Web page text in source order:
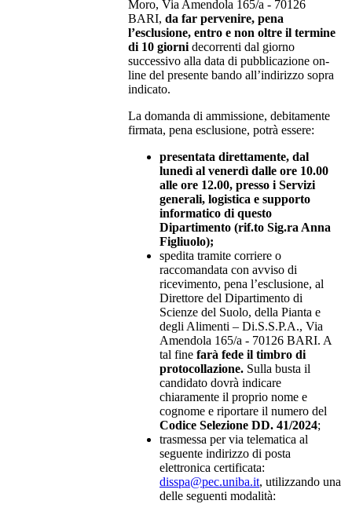
Moro, Via Amendola 165/a - 70126
BARI, da far pervenire, pena
l’esclusione, entro e non oltre il termine
di 10 giorni decorrenti dal giorno
successivo alla data di pubblicazione on-
line del presente bando all’indirizzo sopra
indicato.
La domanda di ammissione, debitamente
firmata, pena esclusione, potrà essere:
presentata direttamente, dal
lunedì al venerdì dalle ore 10.00
alle ore 12.00, presso i Servizi
generali, logistica e supporto
informatico di questo
Dipartimento (rif.to Sig.ra Anna
Figliuolo);
spedita tramite corriere o
raccomandata con avviso di
ricevimento, pena l’esclusione, al
Direttore del Dipartimento di
Scienze del Suolo, della Pianta e
degli Alimenti – Di.S.S.P.A., Via
Amendola 165/a - 70126 BARI. A
tal fine farà fede il timbro di
protocollazione. Sulla busta il
candidato dovrà indicare
chiaramente il proprio nome e
cognome e riportare il numero del
Codice Selezione DD. 41/2024;
trasmessa per via telematica al
seguente indirizzo di posta
elettronica certificata:
disspa@pec.uniba.it, utilizzando una
delle seguenti modalità: